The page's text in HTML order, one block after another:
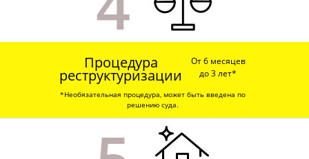
Процедура
реструктуризации
От 6 месяцев
до 3 лет*
*Необязательная процедура, может быть введена по
решению суда.
Copyright 2024 ©
носит справочный характер
Политика конфиденциальности